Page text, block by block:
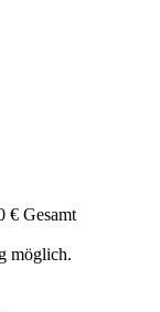
€ Gesamt
möglich.